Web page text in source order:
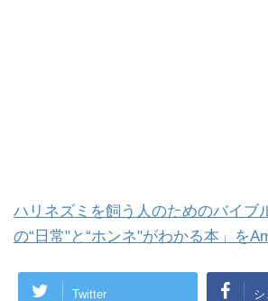
ハリネズミを飼う人のためのバイブ
の“日常"と“ホンネ"がわかる本」を
Twitter シ